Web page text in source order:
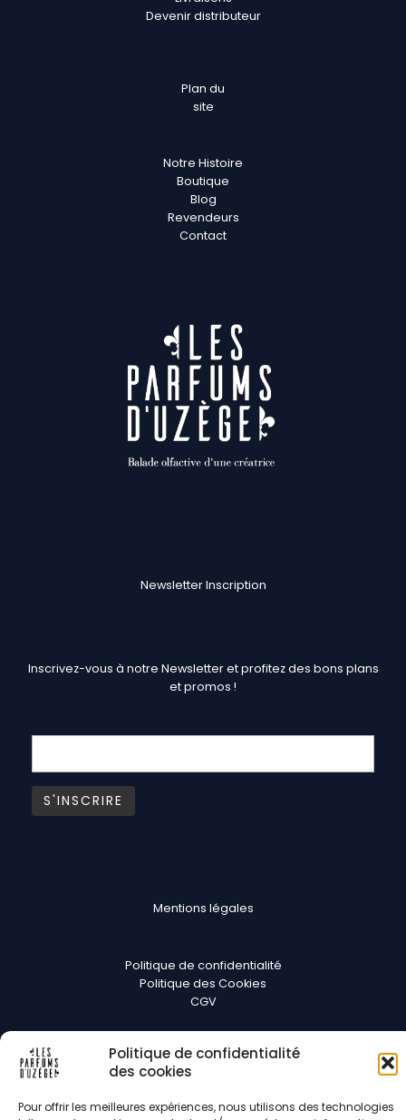
Politique de confidentialité
des cookies
Pour offrir les meilleures expériences, nous utilisons des technologies
Devenir distributeur
Plan du
site
Notre Histoire
Boutique
Blog
Revendeurs
Contact
Newsletter Inscription
Inscrivez-vous à notre Newsletter et profitez des bons plans
et promos !
Mentions légales
Politique de confidentialité
Politique des Cookies
CGV